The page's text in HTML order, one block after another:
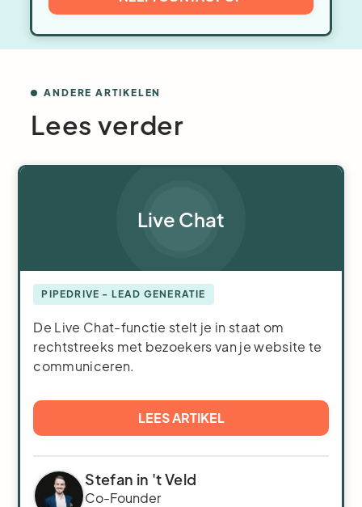
ANDERE ARTIKELEN
Lees verder
Live Chat
PIPEDRIVE - LEAD GENERATIE
De Live Chat-functie stelt je in staat om
rechtstreeks met bezoekers van je website te
communiceren.
LEES ARTIKEL
Stefan in 't Veld
Co-Founder